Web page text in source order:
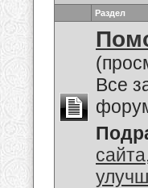
Раздел
Все
сайта